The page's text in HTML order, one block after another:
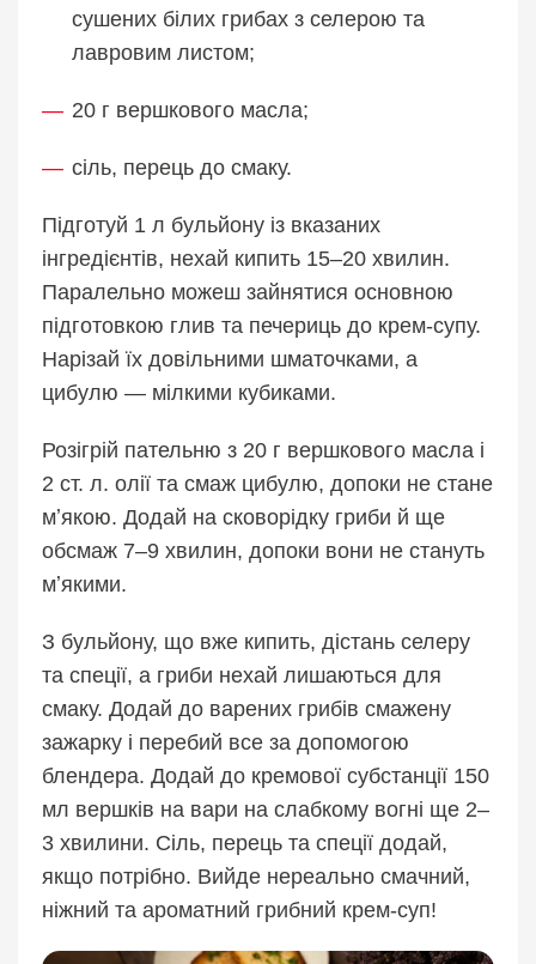
сушених білих грибах з селерою та
лавровим листом;
20 г вершкового масла;
сіль, перець до смаку.
Підготуй 1 л бульйону із вказаних
інгредієнтів, нехай кипить 15–20 хвилин.
Паралельно можеш зайнятися основною
підготовкою глив та печериць до крем-супу.
Нарізай їх довільними шматочками, а
цибулю — мілкими кубиками.
Розігрій пательню з 20 г вершкового масла і
2 ст. л. олії та смаж цибулю, допоки не стане
мʼякою. Додай на сковорідку гриби й ще
обсмаж 7–9 хвилин, допоки вони не стануть
мʼякими.
З бульйону, що вже кипить, дістань селеру
та спеції, а гриби нехай лишаються для
смаку. Додай до варених грибів смажену
зажарку і перебий все за допомогою
блендера. Додай до кремової субстанції 150
мл вершків на вари на слабкому вогні ще 2–
3 хвилини. Сіль, перець та спеції додай,
якщо потрібно. Вийде нереально смачний,
ніжний та ароматний грибний крем-суп!